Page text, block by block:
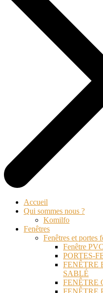
Accueil
Qui sommes nous ?
Komilfo
Fenêtres
Fenêtres et portes
Fenêtre
PORTES-
FENÊTRE
SABLÉ
FENÊTRE
FENÊTRE